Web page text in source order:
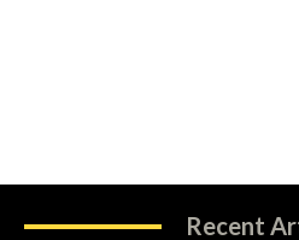
Recent